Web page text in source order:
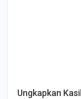
Ungkapkan